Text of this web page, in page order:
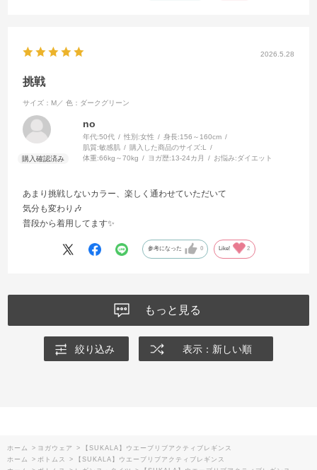
2026.5.28
挑戦
サイズ：M／ 色：ダークグリーン
no
年代:50代 性別:女性 身長:156～160cm
肌質:敏感肌 購入した商品のサイズ:L
体重:66kg～70kg ヨガ歴:13-24カ月 お悩み:ダイエット
あまり挑戦しないカラー、楽しく通わせていただいて
気分も変わり🎶
普段から着用してます✨
参考になった 0 Like! 2
もっと見る
絞り込み 表示：新しい順
ホーム > ヨガウェア >
【SUKALA】ウエーブリブアクティブレギンス
ホーム
> ボトムス >
【SUKALA】ウエーブリブアクティブレギンス